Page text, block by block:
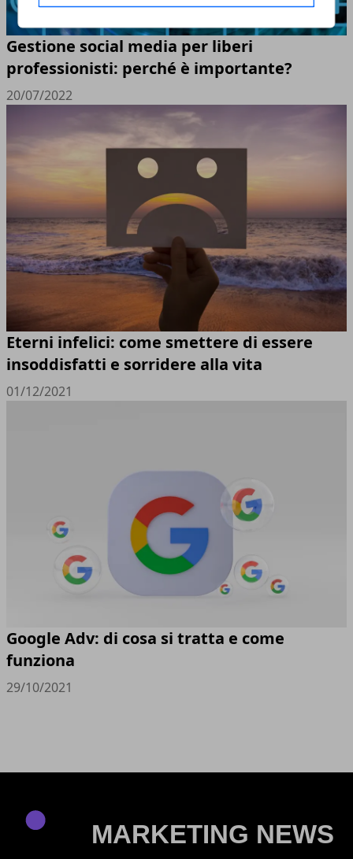
Gestione social media per liberi
professionisti: perché è importante?
20/07/2022
Eterni infelici: come smettere di essere
insoddisfatti e sorridere alla vita
01/12/2021
Google Adv: di cosa si tratta e come
funziona
29/10/2021